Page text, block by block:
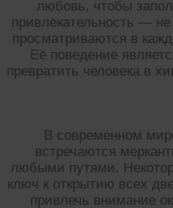
любовь, чтобы
привлекательность —
просматриваются в
Её поведение
превратить человека в
В современном
встречаются
любыми путями.
ключ к открытию всех
привлечь внимание